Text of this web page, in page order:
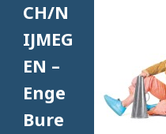
CH/N
IJMEG
EN –
Enge
Bure